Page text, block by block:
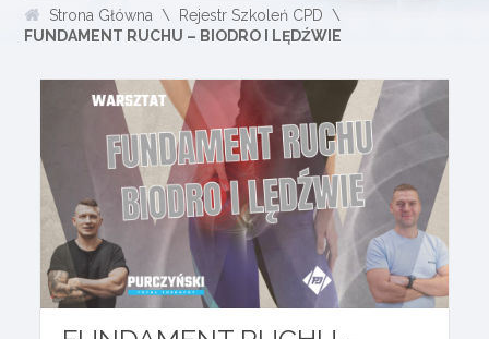
Strona Główna
Rejestr Szkoleń CPD
FUNDAMENT RUCHU – BIODRO I LĘDŹWIE